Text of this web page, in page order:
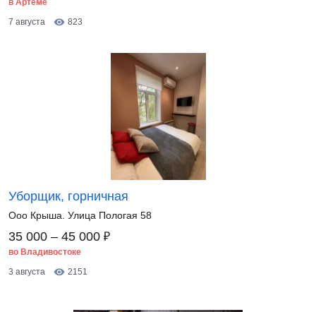
в Артеме
7 августа
823
Уборщик, горничная
Ооо Крыша. Улица Пологая 58
35 000 – 45 000 ₽
во Владивостоке
3 августа
2151